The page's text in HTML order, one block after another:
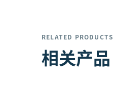
RELATED PRODUCTS
相关产品